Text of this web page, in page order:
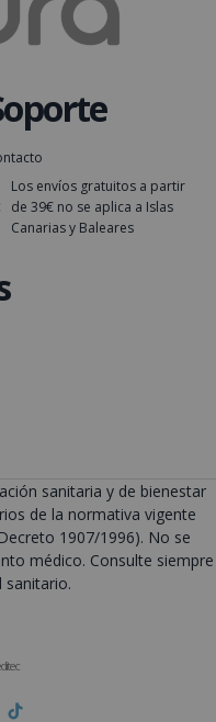
Los envíos gratuitos a partir
de 39€ no se aplica a Islas
Canarias y Baleares
sanitaria y de bienestar
de la normativa vigente
1907/1996). No se
médico. Consulte siempre
sanitario.